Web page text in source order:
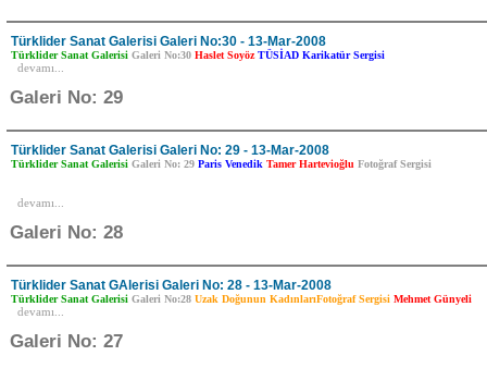
Türklider Sanat Galerisi Galeri No:30 - 13-Mar-2008
Türklider Sanat Galerisi Galeri No:30 Haslet Soyöz TÜSİAD Karikatür Sergisi
devamı...
Galeri No: 29
Türklider Sanat Galerisi Galeri No: 29 - 13-Mar-2008
Türklider Sanat Galerisi Galeri No: 29 Paris Venedik Tamer Hartevioğlu Fotoğraf Sergisi
devamı...
Galeri No: 28
Türklider Sanat GAlerisi Galeri No: 28 - 13-Mar-2008
Türklider Sanat Galerisi Galeri No:28 Uzak Doğunun KadınlarıFotoğraf Sergisi Mehmet Günyeli
devamı...
Galeri No: 27